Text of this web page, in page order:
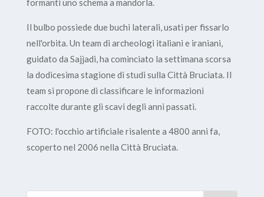
formanti uno schema a mandorla.
Il bulbo possiede due buchi laterali, usati per fissarlo
nell'orbita. Un team di archeologi italiani e iraniani,
guidato da Sajjadi, ha cominciato la settimana scorsa
la dodicesima stagione di studi sulla Città Bruciata. Il
team si propone di classificare le informazioni
raccolte durante gli scavi degli anni passati.
FOTO: l'occhio artificiale risalente a 4800 anni fa,
scoperto nel 2006 nella Città Bruciata.